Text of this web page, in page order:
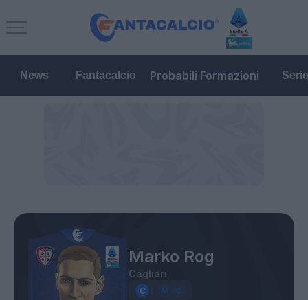
News Fantacalcio Probabili Formazioni
Marko Rog
Cagliari